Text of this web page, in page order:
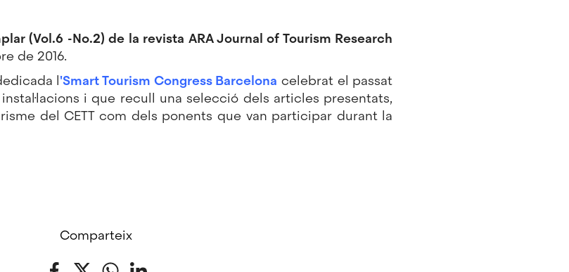
(Vol.6 -No.2) de la revista ARA Journal of Tourism Research
de 2016.
l'Smart Tourism Congress Barcelona celebrat el passat
i que recull una selecció dels articles presentats,
del CETT com dels ponents que van participar durant la
Comparteix